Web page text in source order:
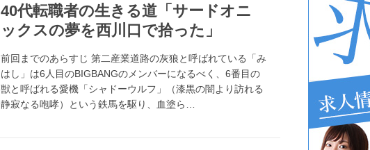
40代転職者の生きる道「サードオニ
ックスの夢を西川口で拾った」
前回までのあらすじ 第二産業道路の灰狼と呼ばれている「み
はし」は6人目のBIGBANGのメンバーになるべく、6番目の
獣と呼ばれる愛機「シャドーウルフ」（漆黒の闇より訪れる
静寂なる咆哮）という鉄馬を駆り、血塗ら…